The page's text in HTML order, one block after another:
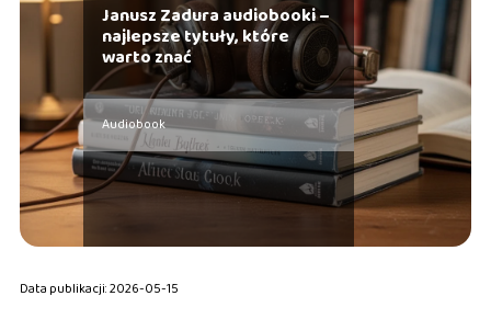
Janusz Zadura audiobooki –
najlepsze tytuły, które
warto znać
Audiobook
Data publikacji: 2026-05-15